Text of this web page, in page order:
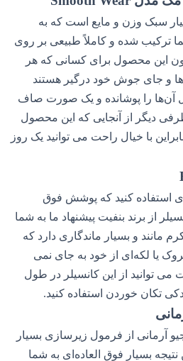
سبک وزن و مایع است که به
ترکیب شده و کاملاً طبیعی بر روی
این محصول برای کسانی که هر
و جای جوش خود درگیر هستند
را پوشانده و یک صورت صاف
دیگر از آنجایی که این محصول
بنابراین با خیال راحت می توانید یک روز
استفاده کنید که پوشش فوق
از برند بنفیت پیشنهاد ما به شما
و بسیار ماندگاری دارد که
یا لکه‌ای از خود به جای نمی
می توانید از این کانسیلر در طول
تکان خوردن استفاده کنید.
آرمانی از فرمول زیرسازی بسیار
بسیار فوق العاده‌ای به شما